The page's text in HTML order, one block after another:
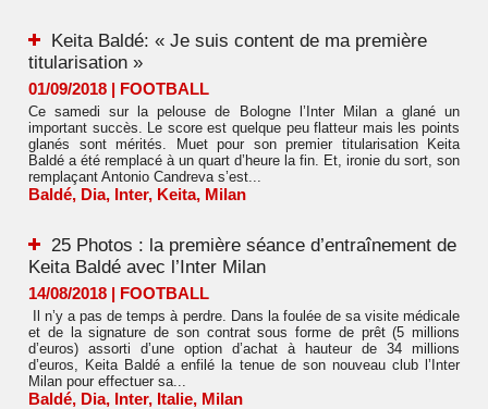
Keita Baldé: « Je suis content de ma première
titularisation »
01/09/2018 | FOOTBALL
Ce samedi sur la pelouse de Bologne l’Inter Milan a glané un
important succès. Le score est quelque peu flatteur mais les points
glanés sont mérités. Muet pour son premier titularisation Keita
Baldé a été remplacé à un quart d’heure la fin. Et, ironie du sort, son
remplaçant Antonio Candreva s’est...
Baldé, Dia, Inter, Keita, Milan
25 Photos : la première séance d’entraînement de
Keita Baldé avec l’Inter Milan
14/08/2018 | FOOTBALL
Il n’y a pas de temps à perdre. Dans la foulée de sa visite médicale
et de la signature de son contrat sous forme de prêt (5 millions
d’euros) assorti d’une option d’achat à hauteur de 34 millions
d’euros, Keita Baldé a enfilé la tenue de son nouveau club l’Inter
Milan pour effectuer sa...
Baldé, Dia, Inter, Italie, Milan